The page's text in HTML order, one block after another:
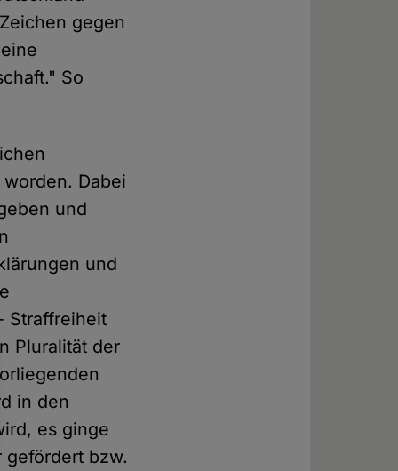
gegen
So
Dabei
und
und
Straffreiheit
Pluralität der
in den
es ginge
bzw.